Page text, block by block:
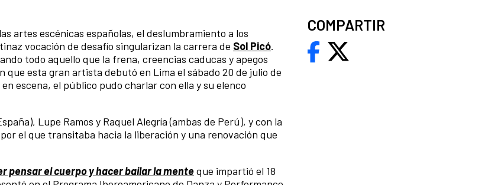
artes escénicas españolas, el deslumbramiento a los
vocación de desafío singularizan la carrera de Sol Picó.
todo aquello que la frena, creencias caducas y apegos
que esta gran artista debutó en Lima el sábado 20 de julio de
escena, el público pudo charlar con ella y su elenco
Lupe Ramos y Raquel Alegría (ambas de Perú), y con la
el que transitaba hacia la liberación y una renovación que
pensar el cuerpo y hacer bailar la menteque impartió el 18
COMPARTIR